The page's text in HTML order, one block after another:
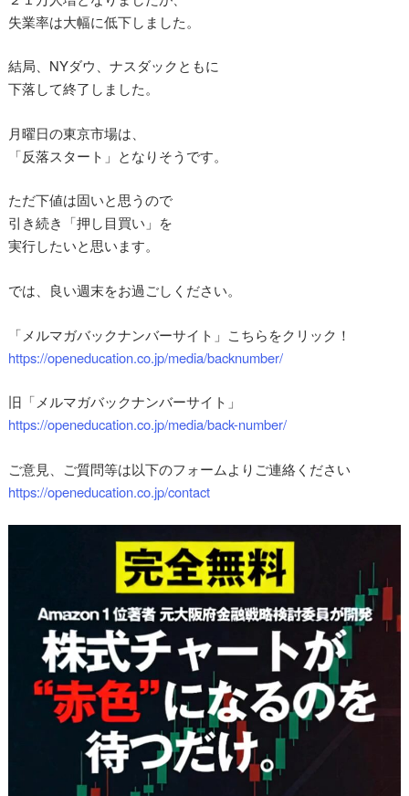
失業率は大幅に低下しました。
結局、NYダウ、ナスダックともに
下落して終了しました。
月曜日の東京市場は、
「反落スタート」となりそうです。
ただ下値は固いと思うので
引き続き「押し目買い」を
実行したいと思います。
では、良い週末をお過ごしください。
「メルマガバックナンバーサイト」こちらをクリック！
https://openeducation.co.jp/media/backnumber/
旧「メルマガバックナンバーサイト」
https://openeducation.co.jp/media/back-number/
ご意見、ご質問等は以下のフォームよりご連絡ください
https://openeducation.co.jp/contact